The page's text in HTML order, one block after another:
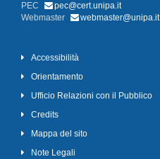
PEC
pec@cert.unipa.it
Webmaster
webmaster@unipa.it
Accessibilità
Orientamento
Ufficio Relazioni con il Pubblico
Credits
Mappa del sito
Note Legali